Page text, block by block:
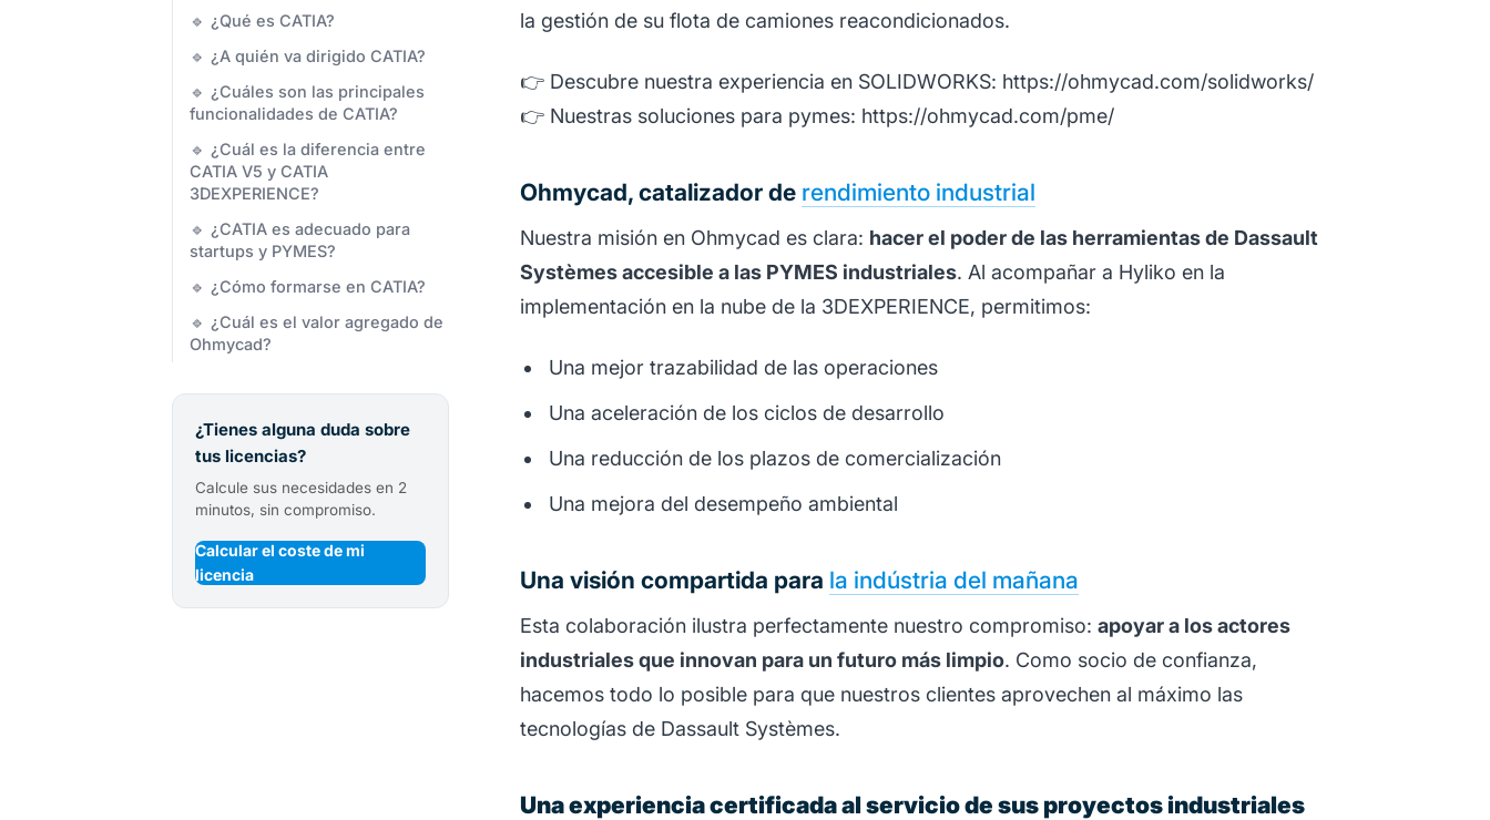
🔹 ¿Qué es CATIA?
🔹 ¿A quién va dirigido CATIA?
🔹 ¿Cuáles son las principales
funcionalidades de CATIA?
🔹 ¿Cuál es la diferencia entre
CATIA V5 y CATIA
3DEXPERIENCE?
🔹 ¿CATIA es adecuado para
startups y PYMES?
🔹 ¿Cómo formarse en CATIA?
🔹 ¿Cuál es el valor agregado de
Ohmycad?
¿Tienes alguna duda sobre
tus licencias?
Calcule sus necesidades en 2
minutos, sin compromiso.
Calcular el coste de mi
licencia
la gestión de su flota de camiones reacondicionados.
👉 Descubre nuestra experiencia en SOLIDWORKS: https://ohmycad.com/solidworks/
👉 Nuestras soluciones para pymes: https://ohmycad.com/pme/
Ohmycad, catalizador de rendimiento industrial
Nuestra misión en Ohmycad es clara: hacer el poder de las herramientas de Dassault
Systèmes accesible a las PYMES industriales. Al acompañar a Hyliko en la
implementación en la nube de la 3DEXPERIENCE, permitimos:
Una mejor trazabilidad de las operaciones
Una aceleración de los ciclos de desarrollo
Una reducción de los plazos de comercialización
Una mejora del desempeño ambiental
Una visión compartida para la indústria del mañana
Esta colaboración ilustra perfectamente nuestro compromiso: apoyar a los actores
industriales que innovan para un futuro más limpio. Como socio de confianza,
hacemos todo lo posible para que nuestros clientes aprovechen al máximo las
tecnologías de Dassault Systèmes.
Una experiencia certificada al servicio de sus proyectos industriales